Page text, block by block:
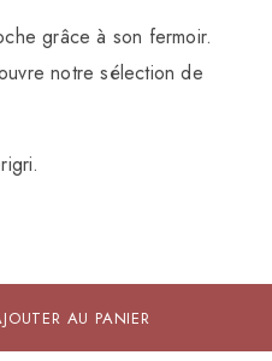
grâce à son fermoir.
notre sélection de
AU PANIER